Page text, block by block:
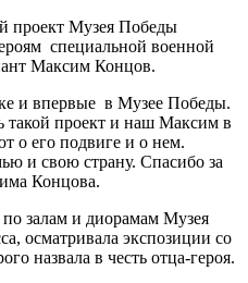
проект Музея Победы
специальной военной
Максим Концов.
и впервые в Музее Победы.
такой проект и наш Максим в
о его подвиге и о нем.
и свою страну. Спасибо за
Концова.
залам и диорамам Музея
осматривала экспозиции со
назвала в честь отца-героя.